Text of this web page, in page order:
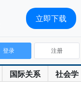
国际关系 社会学
登录 注册
立即下载